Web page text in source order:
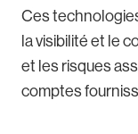
Ces
la visibilité et le
et les risques
comptes